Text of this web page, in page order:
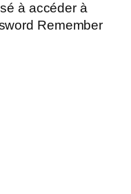
à accéder à
Remember